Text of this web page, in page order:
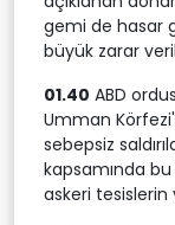
gemi de hasar
büyük zarar
01.40 ABD
Umman
sebepsiz
kapsamında bu
askeri